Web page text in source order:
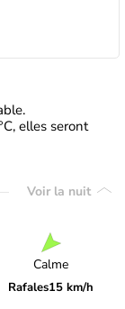
elles seront
Voir la nuit
Calme
Rafales15 km/h